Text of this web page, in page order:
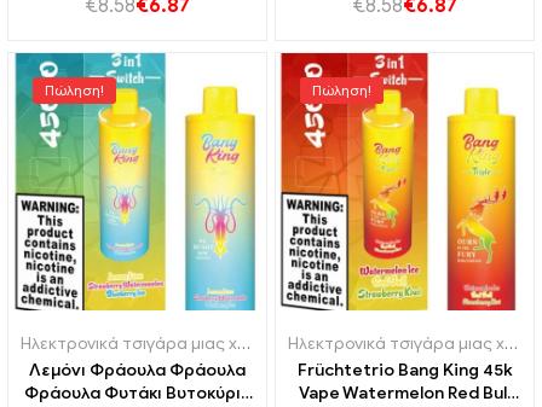
Kiwi και Sour Mango
€8.58€6.87
Limer Lime
€8.58€6.87
Πώληση!
Ηλεκτρονικά τσιγάρα μιας χρήσης ,Ηλεκτρονικά τσιγάρα μιας
Λεμόνι Φράουλα Φράουλα
Φράουλα Φυτάκι Βυτοκύριο
Πώληση!
Ηλεκτρονικά τσιγάρα μιας χρήσης
Früchtetrio Bang King 45k
Vape Watermelon Red Bull